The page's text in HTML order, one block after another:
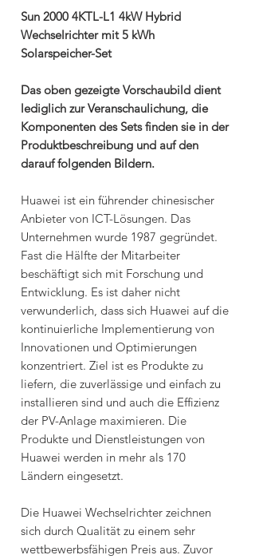
Sun 2000 4KTL-L1 4kW Hybrid
Wechselrichter mit 5 kWh
Solarspeicher-Set
Das oben gezeigte Vorschaubild dient
lediglich zur Veranschaulichung, die
Komponenten des Sets finden sie in der
Produktbeschreibung und auf den
darauf folgenden Bildern.
Huawei ist ein führender chinesischer
Anbieter von ICT-Lösungen. Das
Unternehmen wurde 1987 gegründet.
Fast die Hälfte der Mitarbeiter
beschäftigt sich mit Forschung und
Entwicklung. Es ist daher nicht
verwunderlich, dass sich Huawei auf die
kontinuierliche Implementierung von
Innovationen und Optimierungen
konzentriert. Ziel ist es Produkte zu
liefern, die zuverlässige und einfach zu
installieren sind und auch die Effizienz
der PV-Anlage maximieren. Die
Produkte und Dienstleistungen von
Huawei werden in mehr als 170
Ländern eingesetzt.
Die Huawei Wechselrichter zeichnen
sich durch Qualität zu einem sehr
wettbewerbsfähigen Preis aus. Zuvor